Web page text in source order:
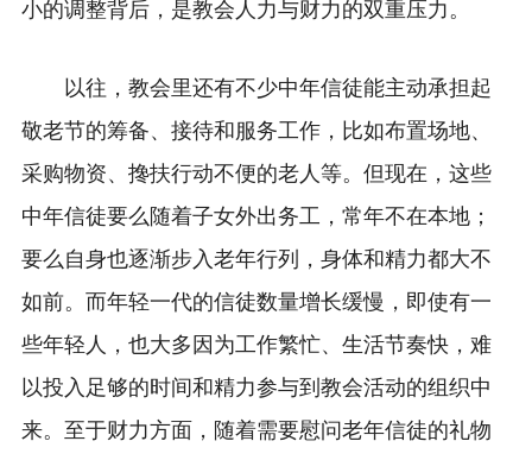
小的调整背后，是教会人力与财力的双重压力。
以往，教会里还有不少中年信徒能主动承担起
敬老节的筹备、接待和服务工作，比如布置场地、
采购物资、搀扶行动不便的老人等。但现在，这些
中年信徒要么随着子女外出务工，常年不在本地；
要么自身也逐渐步入老年行列，身体和精力都大不
如前。而年轻一代的信徒数量增长缓慢，即使有一
些年轻人，也大多因为工作繁忙、生活节奏快，难
以投入足够的时间和精力参与到教会活动的组织中
来。至于财力方面，随着需要慰问老年信徒的礼物